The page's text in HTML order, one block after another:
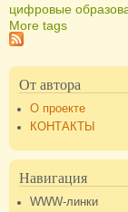
цифровые
More tags
От автора
О проекте
КОНТАКТЫ
Навигация
WWW-линки